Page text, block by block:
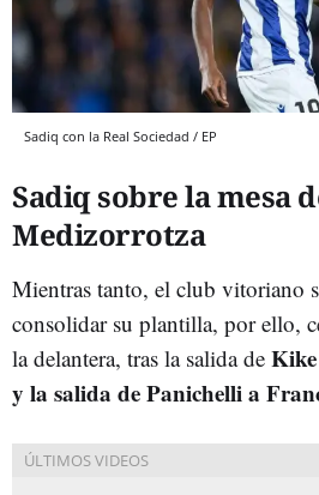
Sadiq con la Real Sociedad / EP
Sadiq sobre la mesa
Medizorrotza
Mientras tanto, el club vitoriano
consolidar su plantilla, por ello,
la delantera, tras la salida de
y la salida de Panichelli a